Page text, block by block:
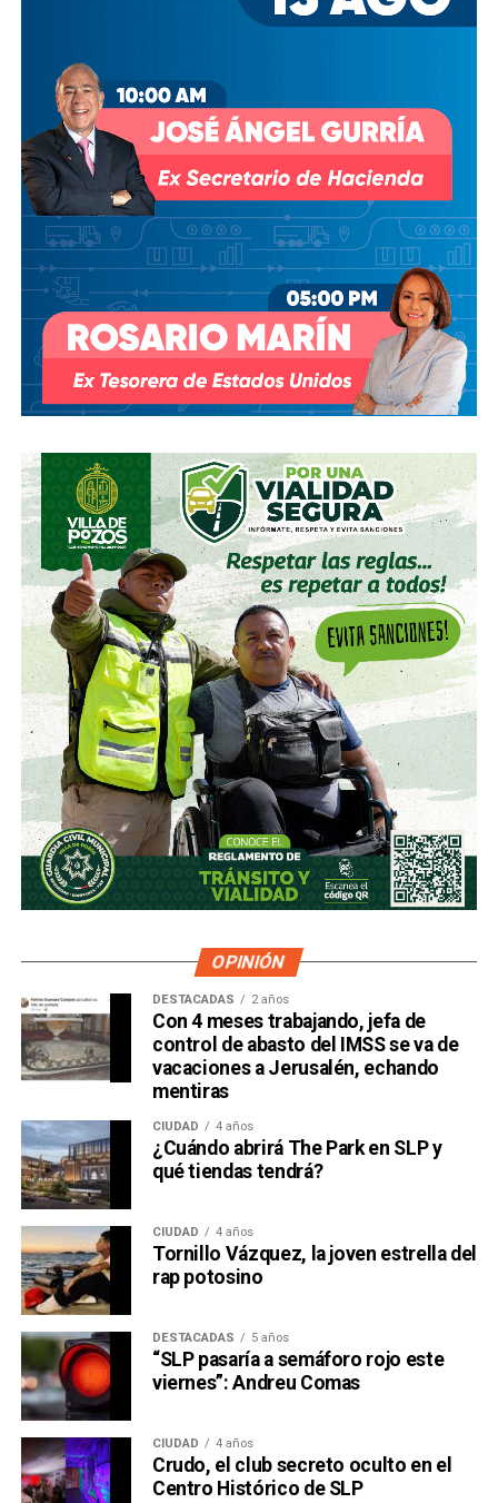
modificar el contrato se han hecho sin haber
Agua abrió un expediente que no avanzó pese a 350 mil
afectados y una queja de oficio de la Comisión Estatal de
Derechos Humanos; en abril de 2023, el entonces
presidenteAndrés Manuel López Obradorrespondió a
una petición del gobernador Ricardo Gallardo Cardona con
un “a lo mejor se lo cambiamos” que no derivó en ningún
trámite documentado; y desde 2025, la Comisión Nacional
del Agua asegura estar “evaluando” el retiro de la
concesión, hasta el momento, sin resolución.
También lee:Diputada pide poner un alto a la empresa de
El Realito
OPINIÓN
DESTACADAS 2 años
Con 4 meses trabajando, jefa de
control de abasto del IMSS se va de
vacaciones a Jerusalén, echando
mentiras
CIUDAD 4 años
¿Cuándo abrirá The Park en SLP y
qué tiendas tendrá?
CIUDAD 4 años
Tornillo Vázquez, la joven estrella del
rap potosino
DESTACADAS 5 años
“SLP pasaría a semáforo rojo este
viernes”: Andreu Comas
CIUDAD 4 años
Crudo, el club secreto oculto en el
Centro Histórico de SLP